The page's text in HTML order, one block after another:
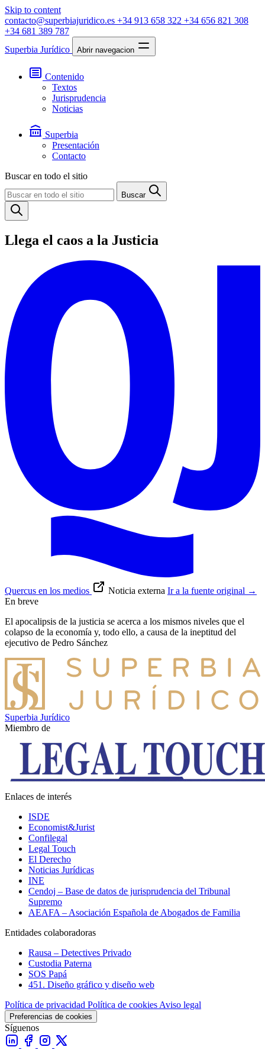
Skip to content
contacto@superbiajuridico.es +34 913 658 322 +34 656 821 308
+34 681 389 787
Superbia Jurídico
Abrir navegacion
Contenido
Textos
Jurisprudencia
Noticias
Superbia
Presentación
Contacto
Buscar en todo el sitio
Buscar
Llega el caos a la Justicia
Quercus en los medios Noticia externa Ir a la fuente original →
En breve
El apocalipsis de la justicia se acerca a los mismos niveles que el
colapso de la economía y, todo ello, a causa de la ineptitud del
ejecutivo de Pedro Sánchez
Superbia Jurídico
Miembro de
Enlaces de interés
ISDE
Economist&Jurist
Confilegal
Legal Touch
El Derecho
Noticias Jurídicas
INE
Cendoj – Base de datos de jurisprudencia del Tribunal
Supremo
AEAFA – Asociación Española de Abogados de Familia
Entidades colaboradoras
Rausa – Detectives Privado
Custodia Paterna
SOS Papá
451. Diseño gráfico y diseño web
Política de privacidad Política de cookiesAviso legal
Preferencias de cookies
Síguenos